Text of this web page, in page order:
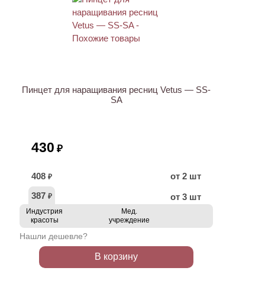
Пинцет для наращивания ресниц Vetus — SS-
SA
430 ₽
408 ₽
от 2 шт
387 ₽ от 3 шт
Индустрия
красоты
Мед.
учреждение
Нашли дешевле?
В корзину